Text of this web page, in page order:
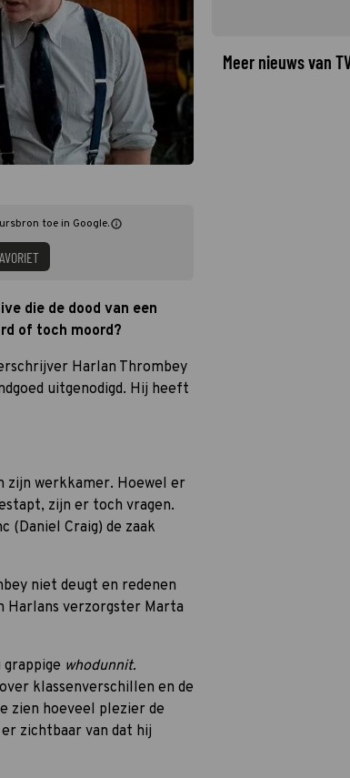
toe in Google.
die de dood van een
of toch moord?
Harlan Thrombey
uitgenodigd. Hij heeft
zijn werkkamer. Hoewel er
zijn er toch vragen.
(Daniel Craig) de zaak
niet deugt en redenen
Harlans verzorgster Marta
whodunnit.
klassenverschillen en de
zien hoeveel plezier de
zichtbaar van dat hij
Meer nieuws van